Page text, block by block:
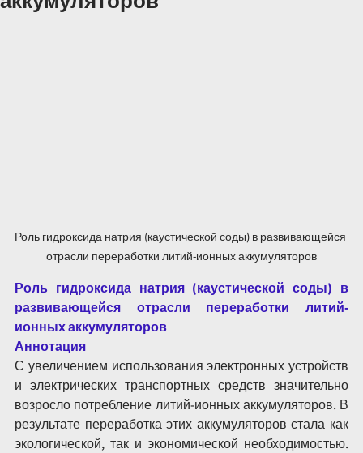
Роль гидроксида натрия (каустической соды) в развивающейся
отрасли переработки литий-ионных аккумуляторов
Роль гидроксида натрия (каустической соды) в
развивающейся отрасли переработки литий-
ионных аккумуляторов
Аннотация
С увеличением использования электронных устройств
и электрических транспортных средств значительно
возросло потребление литий-ионных аккумуляторов. В
результате переработка этих аккумуляторов стала как
экологической, так и экономической необходимостью.